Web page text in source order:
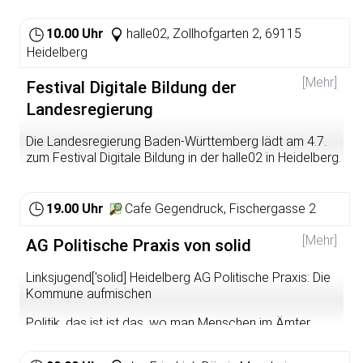
10.00 Uhr
halle02, Zollhofgarten 2, 69115
Heidelberg
[Mehr]
Festival Digitale Bildung der
Landesregierung
Die Landesregierung Baden-Württemberg lädt am 4.7.
zum Festival Digitale Bildung in der halle02 in Heidelberg.
weshalb auch die HSE mit einem Stand und einem
werden; zudem diskutiert die Ministerin Theresia Bauer
um 15h mit Heidelberger Lehramtsstudierenden zum
Thema "Digitalisierung in der Lehrerbildung".
Bitte melden Sie sich unter unten stehendem Link bis
zum 26.6. an:http://www.festival-digitale-bildung.de/
19.00 Uhr Cafe Gegendruck, Fischergasse 2
[Mehr]
AG Politische Praxis von solid
Linksjugend['solid] Heidelberg AG Politische Praxis: Die
Kommune aufmischen
Politik, das ist ist das, wo man Menschen im Ämter